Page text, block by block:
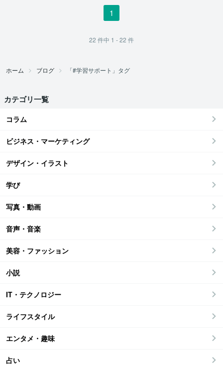
1
22 件中 1 - 22 件
ホーム ブログ 「#学習サポート」タグ
カテゴリ一覧
コラム
ビジネス・マーケティング
デザイン・イラスト
学び
写真・動画
音声・音楽
美容・ファッション
小説
IT・テクノロジー
ライフスタイル
エンタメ・趣味
占い